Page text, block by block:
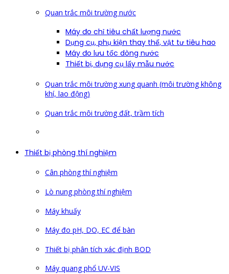
Quan trắc môi trường nước
Máy đo chỉ tiêu chất lượng nước
Dụng cụ, phụ kiện thay thế, vật tư tiêu hao
Máy đo lưu tốc dòng nước
Thiết bị, dụng cụ lấy mẫu nước
Quan trắc môi trường xung quanh (môi trường không
khí, lao động)
Quan trắc môi trường đất, trầm tích
Thiết bị phòng thí nghiệm
Cân phòng thí nghiệm
Lò nung phòng thí nghiệm
Máy khuấy
Máy đo pH, DO, EC để bàn
Thiết bị phân tích xác định BOD
Máy quang phổ UV-VIS